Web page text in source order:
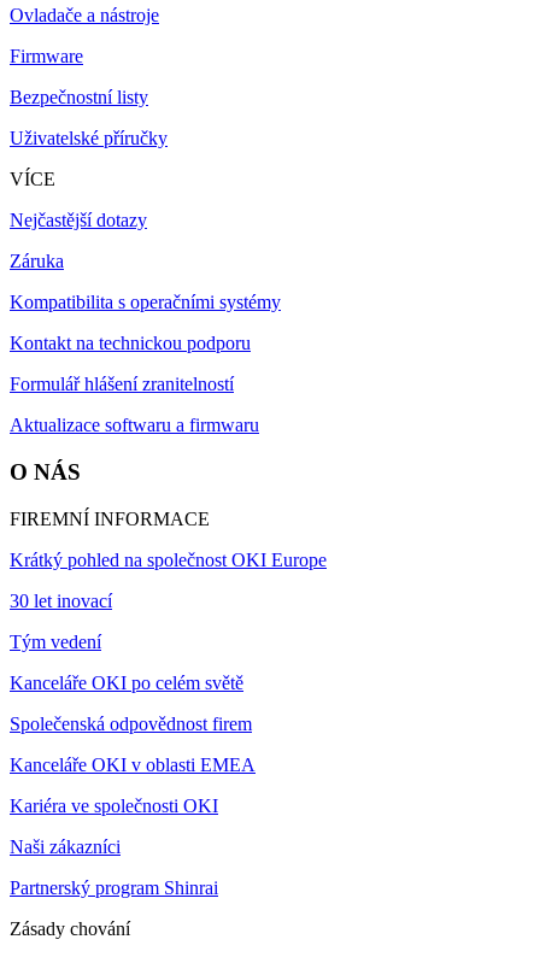
Ovladače a nástroje
Firmware
Bezpečnostní listy
Uživatelské příručky
VÍCE
Nejčastější dotazy
Záruka
Kompatibilita s operačními systémy
Kontakt na technickou podporu
Formulář hlášení zranitelností
Aktualizace softwaru a firmwaru
O NÁS
FIREMNÍ INFORMACE
Krátký pohled na společnost OKI Europe
30 let inovací
Tým vedení
Kanceláře OKI po celém světě
Společenská odpovědnost firem
Kanceláře OKI v oblasti EMEA
Kariéra ve společnosti OKI
Naši zákazníci
Partnerský program Shinrai
Zásady chování